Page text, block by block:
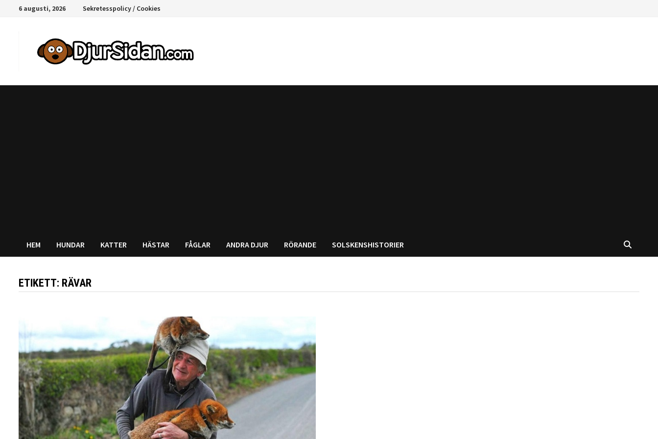
Hoppa6 augusti, 2026 Sekretesspolicy / Cookies
HEM HUNDAR KATTER HÄSTAR FÅGLAR ANDRA DJUR RÖRANDE SOLSKENSHISTORIER
ETIKETT: RÄVAR